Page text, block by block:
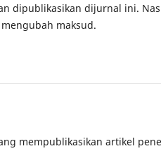
dipublikasikan dijurnal ini.
maksud.
mempublikasikan artikel